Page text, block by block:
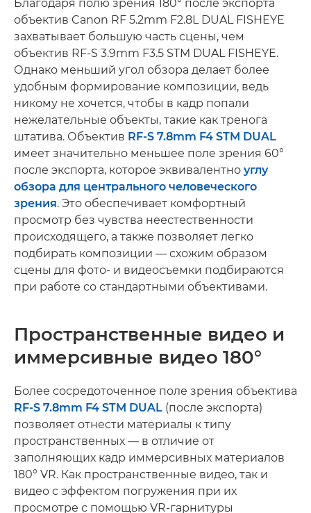
Благодаря полю зрения 180° после экспорта
объектив Canon RF 5.2mm F2.8L DUAL FISHEYE
захватывает большую часть сцены, чем
объектив RF-S 3.9mm F3.5 STM DUAL FISHEYE.
Однако меньший угол обзора делает более
удобным формирование композиции, ведь
никому не хочется, чтобы в кадр попали
нежелательные объекты, такие как тренога
штатива. Объектив RF-S 7.8mm F4 STM DUAL
имеет значительно меньшее поле зрения 60°
после экспорта, которое эквивалентно углу
обзора для центрального человеческого
зрения. Это обеспечивает комфортный
просмотр без чувства неестественности
происходящего, а также позволяет легко
подбирать композиции — схожим образом
сцены для фото- и видеосъемки подбираются
при работе со стандартными объективами.
Пространственные видео и
иммерсивные видео 180°
Более сосредоточенное поле зрения объектива
RF-S 7.8mm F4 STM DUAL (после экспорта)
позволяет отнести материалы к типу
пространственных — в отличие от
заполняющих кадр иммерсивных материалов
180° VR. Как пространственные видео, так и
видео с эффектом погружения при их
просмотре с помощью VR-гарнитуры